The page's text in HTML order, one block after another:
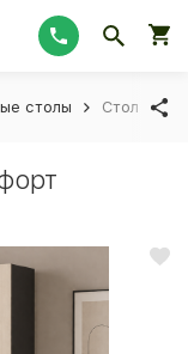
столы Стол №7